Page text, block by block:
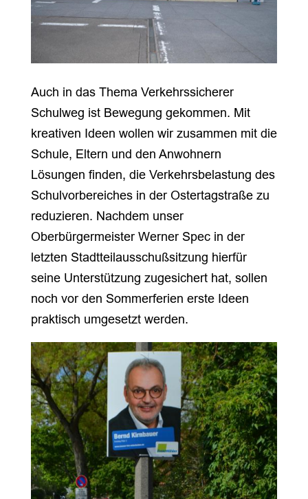
Auch in das Thema Verkehrssicherer
Schulweg ist Bewegung gekommen. Mit
kreativen Ideen wollen wir zusammen mit die
Schule, Eltern und den Anwohnern
Lösungen finden, die Verkehrsbelastung des
Schulvorbereiches in der Ostertagstraße zu
reduzieren. Nachdem unser
Oberbürgermeister Werner Spec in der
letzten Stadtteilausschußsitzung hierfür
seine Unterstützung zugesichert hat, sollen
noch vor den Sommerferien erste Ideen
praktisch umgesetzt werden.